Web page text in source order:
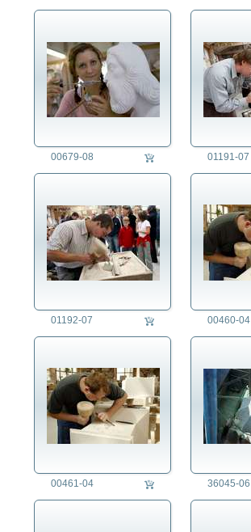
00679-08 01191-07
01192-07 00460-04
00461-04 36045-06